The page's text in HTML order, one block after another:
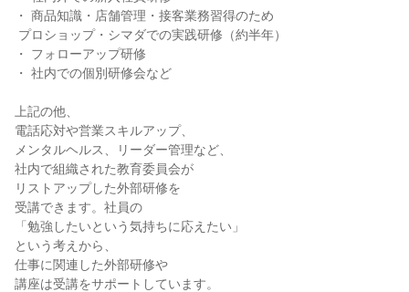
・ 商品知識・店舗管理・接客業務習得のため
・ フォローアップ研修
・ 社内での個別研修会など
上記の他、
電話応対や営業スキルアップ、
メンタルヘルス、リーダー管理など、
社内で組織された教育委員会が
リストアップした外部研修を
受講できます。社員の
「勉強したいという気持ちに応えたい」
という考えから、
仕事に関連した外部研修や
講座は受講をサポートしています。